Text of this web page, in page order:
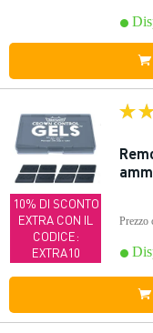
10% DI SCONTO
EXTRA CON IL
CODICE:
EXTRA10
Prezzo